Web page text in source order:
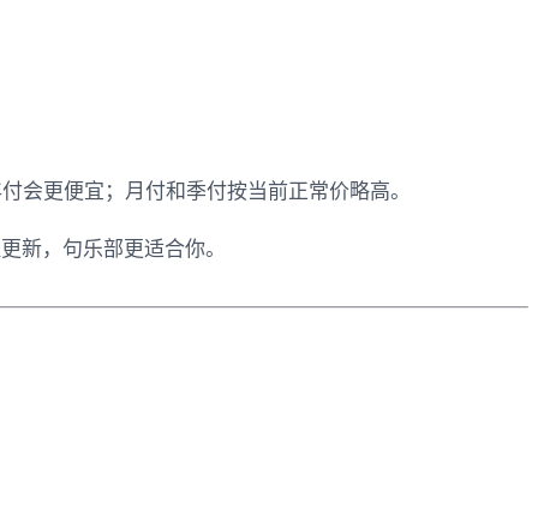
会更便宜；月付和季付按当前正常价略高。
新，句乐部更适合你。